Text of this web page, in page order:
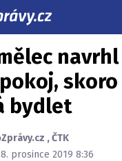
navrhl
skoro
bydlet
,ČTK
prosince 2019 8:36